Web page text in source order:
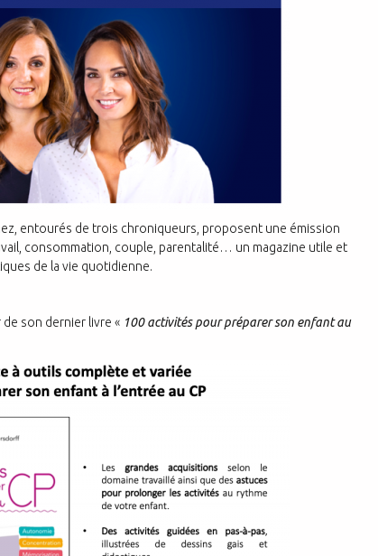
entourés de trois chroniqueurs, proposent une émission
consommation, couple, parentalité… un magazine utile et
de la vie quotidienne.
son dernier livre « 100 activités pour préparer son enfant au